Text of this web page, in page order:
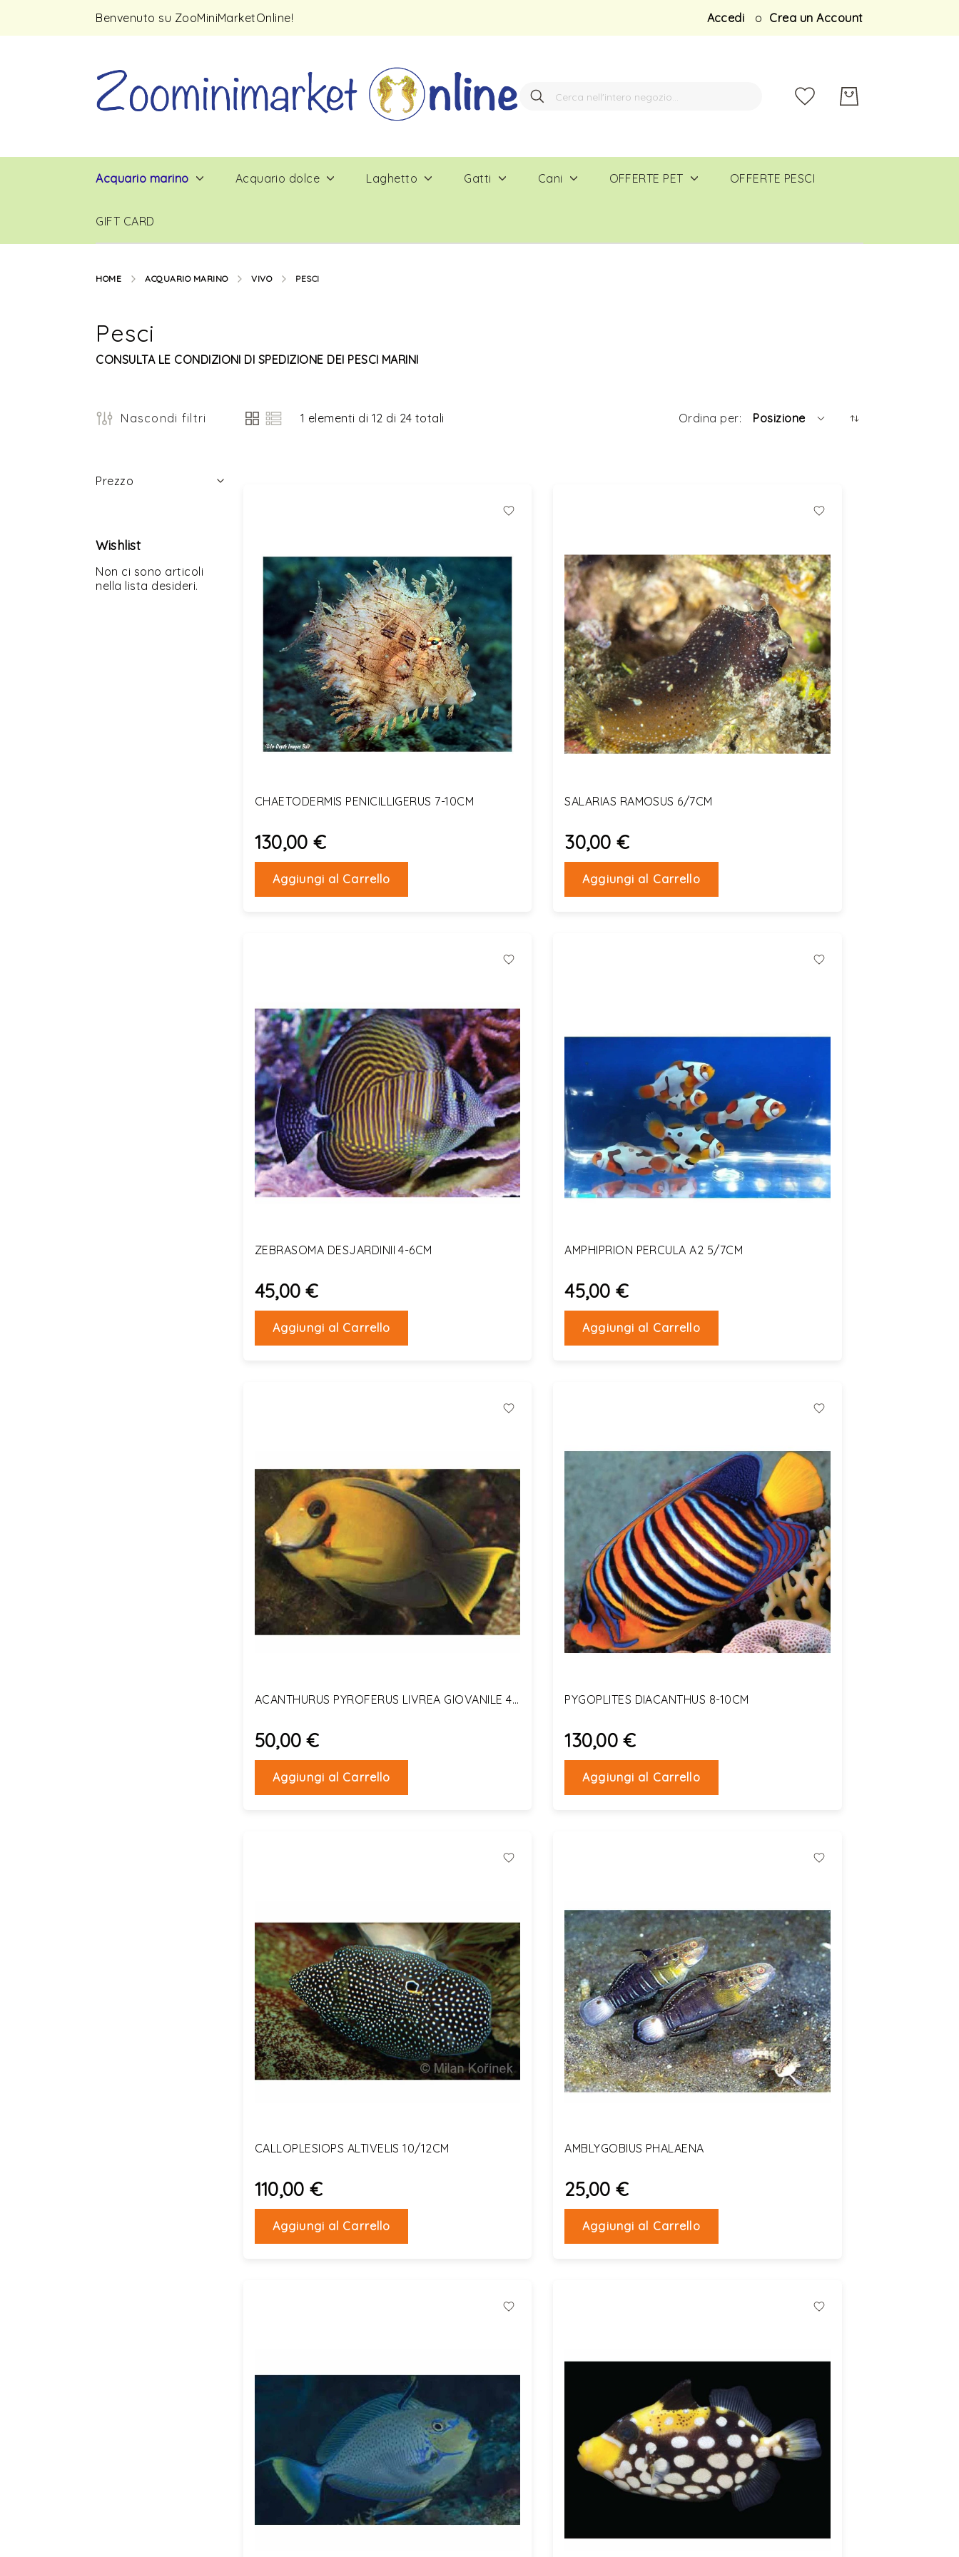
Benvenuto su ZooMiniMarketOnline!
Salta
Accedi Crea un Account
Search
Search
Acquario marino Acquario dolce Laghetto Gatti Cani OFFERTE PET OFFERTE PESCI
GIFT CARD
HOME ACQUARIO MARINO VIVO PESCI
Pesci
CONSULTA LE CONDIZIONI DI SPEDIZIONE DEI PESCI MARINI
Mostra
1 elementi di 12 di 24 totali Ordina per Posizione
CHAETODERMIS PENICILLIGERUS 7-10CM
130,00 €
Aggiungi al Carrello
SALARIAS RAMOSUS 6/7CM
30,00 €
Aggiungi al Carrello
ZEBRASOMA DESJARDINII 4-6CM
45,00 €
Aggiungi al Carrello
AMPHIPRION PERCULA A2 5/7CM
45,00 €
Aggiungi al Carrello
ACANTHURUS PYROFERUS LIVREA GIOVANILE 4-
50,00 €
Aggiungi al Carrello
PYGOPLITES DIACANTHUS 8-10CM
130,00 €
Aggiungi al Carrello
CALLOPLESIOPS ALTIVELIS 10/12CM
110,00 €
Aggiungi al Carrello
AMBLYGOBIUS PHALAENA
25,00 €
Aggiungi al Carrello
Prezzo
Nascondi filtri
Wishlist
Non ci sono articoli
nella lista desideri.